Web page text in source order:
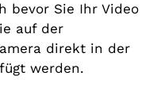
bevor Sie Ihr Video
auf der
direkt in der
werden.